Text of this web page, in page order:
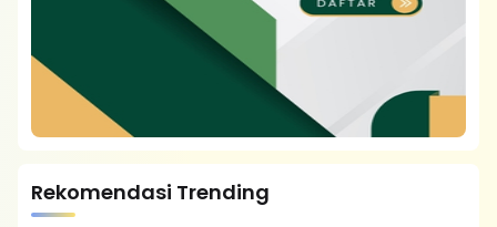
Rekomendasi Trending